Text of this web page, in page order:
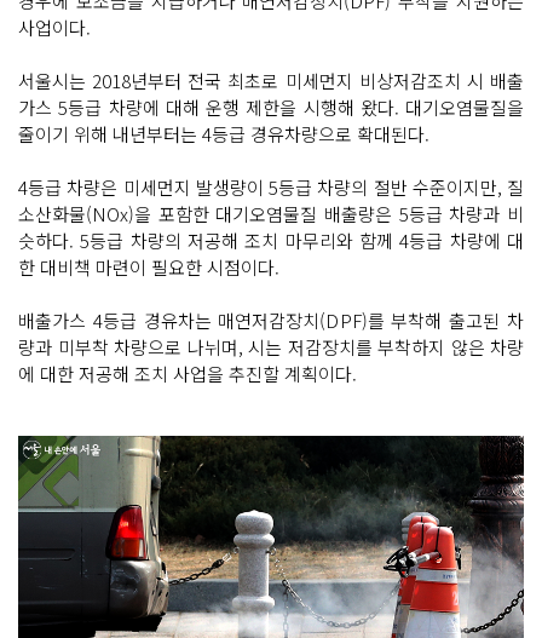
사업이다.
서울시는 2018년부터 전국 최초로 미세먼지 비상저감조치 시 배출
가스 5등급 차량에 대해 운행 제한을 시행해 왔다. 대기오염물질을
줄이기 위해 내년부터는 4등급 경유차량으로 확대된다.
4등급 차량은 미세먼지 발생량이 5등급 차량의 절반 수준이지만, 질
소산화물(NOx)을 포함한 대기오염물질 배출량은 5등급 차량과 비
슷하다. 5등급 차량의 저공해 조치 마무리와 함께 4등급 차량에 대
한 대비책 마련이 필요한 시점이다.
배출가스 4등급 경유차는 매연저감장치(DPF)를 부착해 출고된 차
량과 미부착 차량으로 나뉘며, 시는 저감장치를 부착하지 않은 차량
에 대한 저공해 조치 사업을 추진할 계획이다.